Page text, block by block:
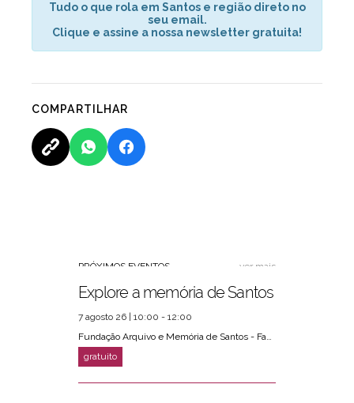
Tudo o que rola em Santos e região direto no
seu email.
Clique e assine a nossa newsletter gratuita!
COMPARTILHAR
PRÓXIMOS EVENTOS ver mais
Explore a memória de Santos
7 agosto 26 | 10:00 - 12:00
Fundação Arquivo e Memória de Santos - Fams